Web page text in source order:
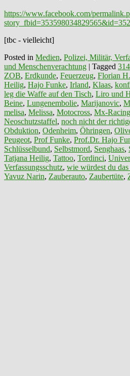
https://www.facebook.com/
[tbc - vielleicht]
Posted in Medien, Polizei, Militär,
und Menschenverachtung | Tagged 314
ZOB, Erdkunde, Feuerzeug, Florian H.
Heilig, Hajo Funke, Irland, Klaas,
leg die Waffe auf den Tisch, Liro und
Beine, Lungenembolie, Marijanovic,
melisa, Melissa, Motocross, Mx-
Neoschutzstaffel, noch nicht der
Obduktion, Odenheim, Öhringen,
Peugeot, Prof Funke, Prof.Dr. Hajo
Schlüsselbund, Selbstmord, Senghaas,
Tatjana Heilig, Tattoo, Tordinci,
Verfassungsschutz, wie würdest du
Yavuz Narin, Zauberauto, Zaubertüte,